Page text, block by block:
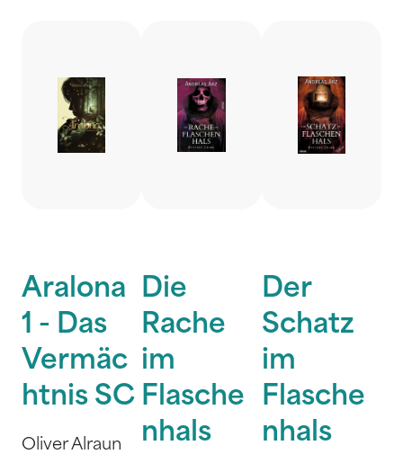
Aralona
1 - Das
Vermäc
htnis SC
Oliver Alraun
Die
Rache
im
Flasche
nhals
Der
Schatz
im
Flasche
nhals